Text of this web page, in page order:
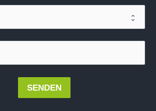
SENDEN